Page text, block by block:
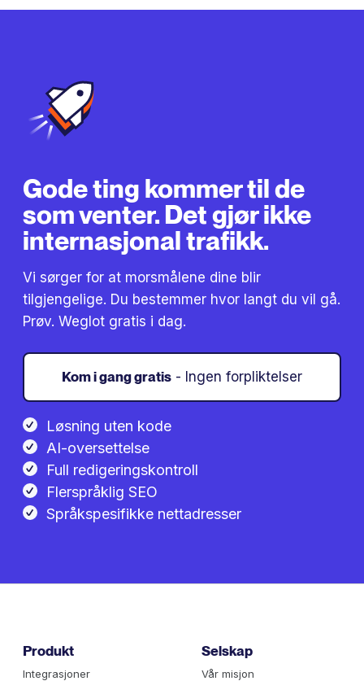
Gode ​​ting kommer til de
som venter. Det gjør ikke
internasjonal trafikk.
Vi sørger for at morsmålene dine blir
tilgjengelige. Du bestemmer hvor langt du vil gå.
Prøv. Weglot gratis i dag.
Kom i gang gratis - Ingen forpliktelser
Løsning uten kode
AI-oversettelse
Full redigeringskontroll
Flerspråklig SEO
Språkspesifikke nettadresser
Produkt
Integrasjoner
Selskap
Vår misjon